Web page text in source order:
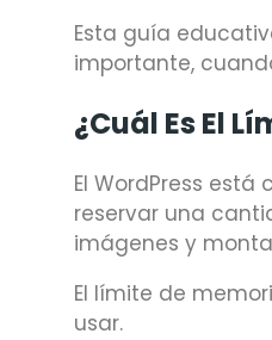
Esta guía
importante,
¿Cuál Es El
El WordPress
reservar una
imágenes y
El límite de
usar.